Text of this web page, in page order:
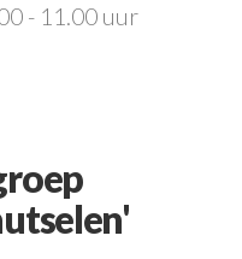
- 11.00 uur